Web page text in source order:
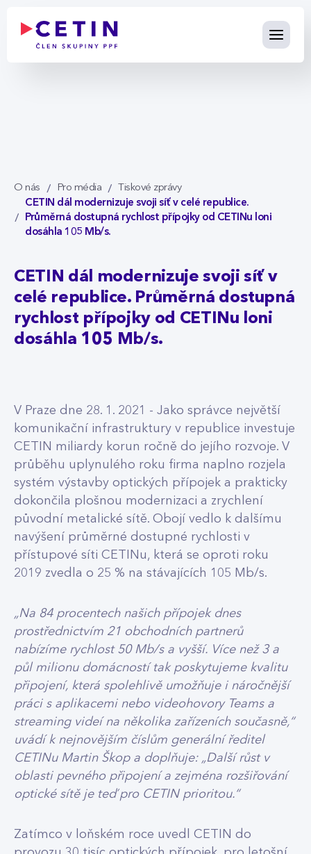
O nás Pro média Tiskové zprávy
CETIN dál modernizuje svoji síť v celé republice.
Průměrná dostupná rychlost přípojky od CETINu loni
dosáhla 105 Mb/s.
CETIN dál modernizuje svoji síť v
celé republice. Průměrná dostupná
rychlost přípojky od CETINu loni
dosáhla 105 Mb/s.
V Praze dne 28. 1. 2021 - Jako správce největší
komunikační infrastruktury v republice investuje
CETIN miliardy korun ročně do jejího rozvoje. V
průběhu uplynulého roku firma naplno rozjela
systém výstavby optických přípojek a prakticky
dokončila plošnou modernizaci a zrychlení
původní metalické sítě. Obojí vedlo k dalšímu
navýšení průměrné dostupné rychlosti v
přístupové síti CETINu, která se oproti roku
2019 zvedla o 25 % na stávajících 105 Mb/s.
„Na 84 procentech našich přípojek dnes
prostřednictvím 21 obchodních partnerů
nabízíme rychlost 50 Mb/s a vyšší. Více než 3 a
půl milionu domácností tak poskytujeme kvalitu
připojení, která spolehlivě umožňuje i náročnější
práci s aplikacemi nebo videohovory Teams a
streaming videí na několika zařízeních současně,“
uvádí k nejnovějším číslům generální ředitel
CETINu Martin Škop a doplňuje: „Další růst v
oblasti pevného připojení a zejména rozšiřování
optické sítě je teď pro CETIN prioritou.“
Zatímco v loňském roce uvedl CETIN do